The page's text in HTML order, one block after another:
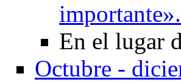
En el lugar
Octubre -